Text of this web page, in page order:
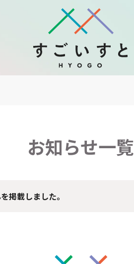
お知らせ一覧
掲載しました。